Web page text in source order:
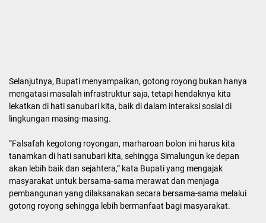
Selanjutnya, Bupati menyampaikan, gotong royong bukan hanya
mengatasi masalah infrastruktur saja, tetapi hendaknya kita
lekatkan di hati sanubari kita, baik di dalam interaksi sosial di
lingkungan masing-masing.
“Falsafah kegotong royongan, marharoan bolon ini harus kita
tanamkan di hati sanubari kita, sehingga Simalungun ke depan
akan lebih baik dan sejahtera,” kata Bupati yang mengajak
masyarakat untuk bersama-sama merawat dan menjaga
pembangunan yang dilaksanakan secara bersama-sama melalui
gotong royong sehingga lebih bermanfaat bagi masyarakat.